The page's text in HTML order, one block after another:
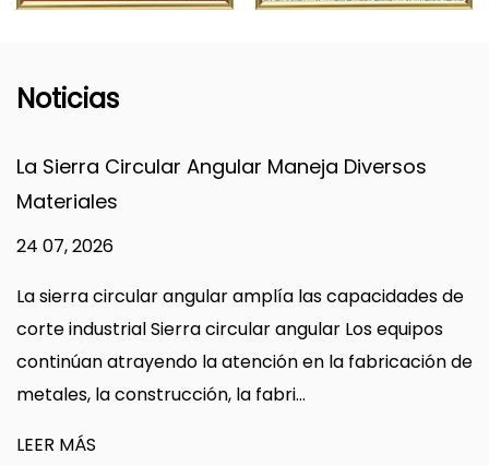
Noticias
Maneja Diversos
las capacidades de
angular Los equipos
en la fabricación de
Conceptos Básicos De
Qué hace realmente una
su forma más simple, una
hace girar una hoja
permitiéndole atravesar